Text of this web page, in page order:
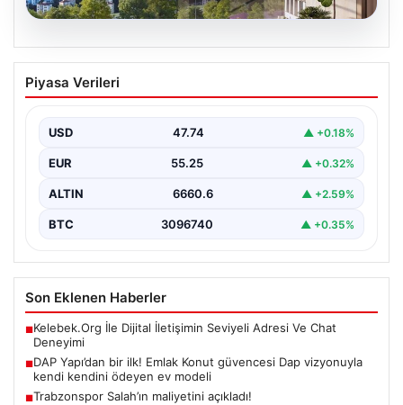
07.08.2026
DAP Yapı’dan bir ilk! Emlak Konut
güvencesi Dap vizyonuyla kendi
Piyasa Verileri
USD 47.74 ▲ +0.18%
EUR 55.25 ▲ +0.32%
ALTIN 6660.6 ▲ +2.59%
BTC 3096740 ▲ +0.35%
Son Eklenen Haberler
■Kelebek.Org İle Dijital İletişimin Seviyeli Adresi Ve Chat
Deneyimi
■DAP Yapı’dan bir ilk! Emlak Konut güvencesi Dap vizyonuyla
kendi kendini ödeyen ev modeli
■Trabzonspor Salah’ın maliyetini açıkladı!